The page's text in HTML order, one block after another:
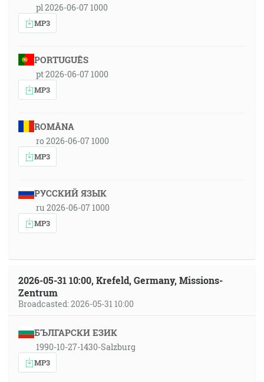
pl 2026-06-07 1000
MP3
PORTUGUÊS
pt 2026-06-07 1000
MP3
ROMÂNA
ro 2026-06-07 1000
MP3
РУССКИЙ ЯЗЫК
ru 2026-06-07 1000
MP3
2026-05-31 10:00, Krefeld, Germany, Missions-
Zentrum
Broadcasted: 2026-05-31 10:00
БЪЛГАРСКИ ЕЗИК
1990-10-27-1430-Salzburg
MP3